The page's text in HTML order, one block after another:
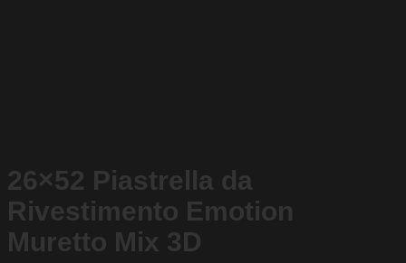
26×52 Piastrella da
Rivestimento Emotion
Muretto Mix 3D